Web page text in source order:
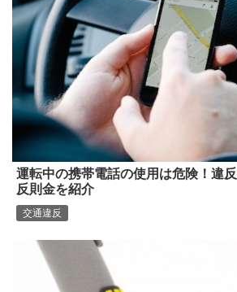
運転中の携帯電話の使用は危険！違
反則金を紹介
交通違反